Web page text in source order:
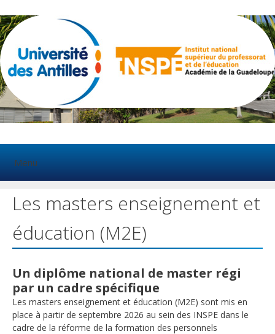
au
contenu
Menu
Les masters enseignement et
éducation (M2E)
Un diplôme national de master régi
par un cadre spécifique
Les masters enseignement et éducation (M2E) sont mis en
place à partir de septembre 2026 au sein des INSPE dans le
cadre de la réforme de la formation des personnels